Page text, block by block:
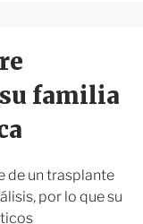
S
i
r
familia
de un trasplante
por lo que su